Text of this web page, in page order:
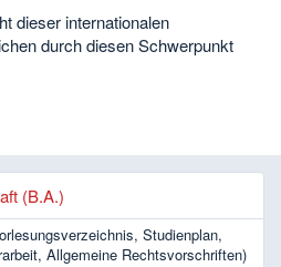
dieser internationalen
durch diesen Schwerpunkt
(B.A.)
Studienplan,
Allgemeine Rechtsvorschriften)